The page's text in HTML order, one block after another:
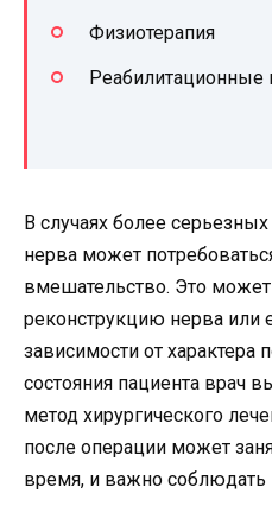
Физиотерапия
Реабилитационные
В случаях более
нерва может
вмешательство. Это
реконструкцию нерва или
зависимости от
состояния пациента врач
метод хирургического
после операции может
время, и важно соблюдать